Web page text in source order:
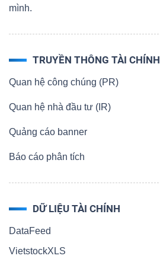
mình.
TRUYỀN THÔNG TÀI CHÍNH
Quan hệ công chúng (PR)
Quan hệ nhà đầu tư (IR)
Quảng cáo banner
Báo cáo phân tích
DỮ LIỆU TÀI CHÍNH
DataFeed
VietstockXLS